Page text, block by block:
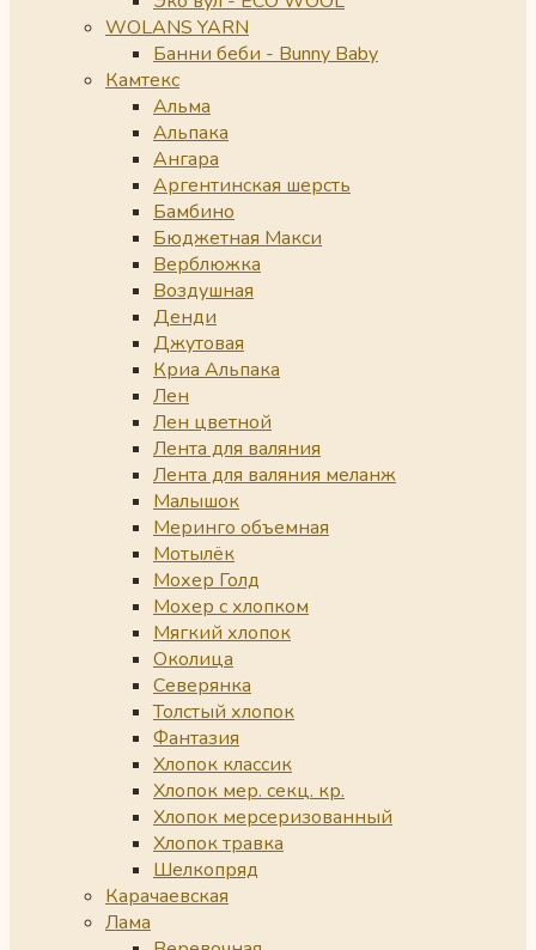
WOLANS YARN
Банни беби - Bunny Baby
Камтекс
Альма
Альпака
Ангара
Аргентинская шерсть
Бамбино
Бюджетная Макси
Верблюжка
Воздушная
Денди
Джутовая
Криа Альпака
Лен
Лен цветной
Лента для валяния
Лента для валяния меланж
Малышок
Меринго объемная
Мотылёк
Мохер Голд
Мохер с хлопком
Мягкий хлопок
Околица
Северянка
Толстый хлопок
Фантазия
Хлопок классик
Хлопок мер. секц. кр.
Хлопок мерсеризованный
Хлопок травка
Шелкопряд
Карачаевская
Лама